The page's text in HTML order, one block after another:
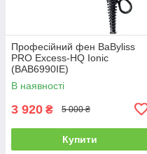
Професійний фен BaByliss
PRO Excess-HQ Ionic
(BAB6990IE)
В наявності
3 920 ₴ 5 000 ₴
Купити